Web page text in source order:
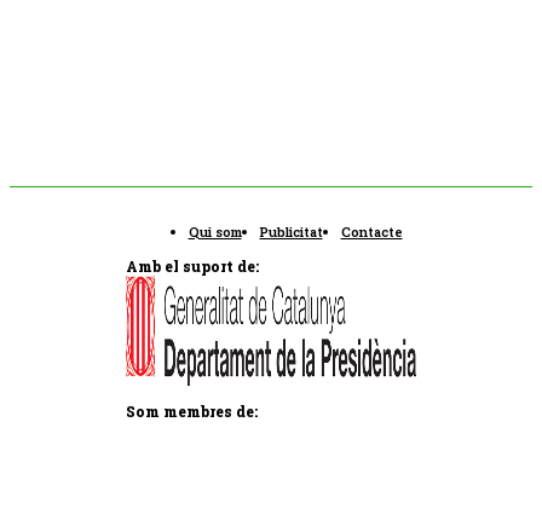
Qui som Publicitat Contacte
Amb el suport de:
Som membres de: